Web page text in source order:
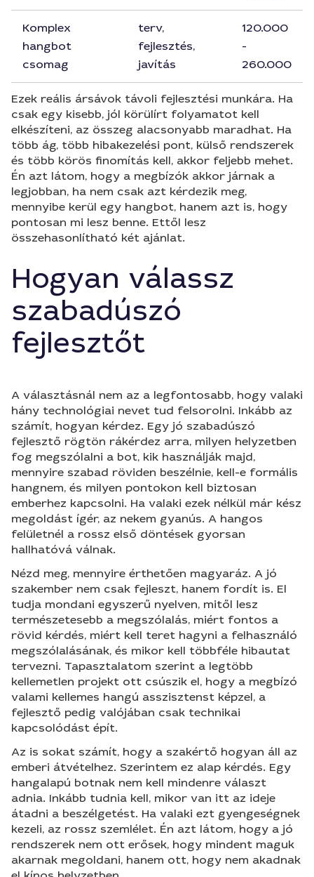
Komplex
hangbot
csomag
terv,
fejlesztés,
javítás
120.000
-
260.000
Ezek reális ársávok távoli fejlesztési munkára. Ha
csak egy kisebb, jól körülírt folyamatot kell
elkészíteni, az összeg alacsonyabb maradhat. Ha
több ág, több hibakezelési pont, külső rendszerek
és több körös finomítás kell, akkor feljebb mehet.
Én azt látom, hogy a megbízók akkor járnak a
legjobban, ha nem csak azt kérdezik meg,
mennyibe kerül egy hangbot, hanem azt is, hogy
pontosan mi lesz benne. Ettől lesz
összehasonlítható két ajánlat.
Hogyan válassz
szabadúszó
fejlesztőt
A választásnál nem az a legfontosabb, hogy valaki
hány technológiai nevet tud felsorolni. Inkább az
számít, hogyan kérdez. Egy jó szabadúszó
fejlesztő rögtön rákérdez arra, milyen helyzetben
fog megszólalni a bot, kik használják majd,
mennyire szabad röviden beszélnie, kell-e formális
hangnem, és milyen pontokon kell biztosan
emberhez kapcsolni. Ha valaki ezek nélkül már kész
megoldást ígér, az nekem gyanús. A hangos
felületnél a rossz első döntések gyorsan
hallhatóvá válnak.
Nézd meg, mennyire érthetően magyaráz. A jó
szakember nem csak fejleszt, hanem fordít is. El
tudja mondani egyszerű nyelven, mitől lesz
természetesebb a megszólalás, miért fontos a
rövid kérdés, miért kell teret hagyni a felhasználó
megszólalásának, és mikor kell többféle hibautat
tervezni. Tapasztalatom szerint a legtöbb
kellemetlen projekt ott csúszik el, hogy a megbízó
valami kellemes hangú asszisztenst képzel, a
fejlesztő pedig valójában csak technikai
kapcsolódást épít.
Az is sokat számít, hogy a szakértő hogyan áll az
emberi átvételhez. Szerintem ez alap kérdés. Egy
hangalapú botnak nem kell mindenre választ
adnia. Inkább tudnia kell, mikor van itt az ideje
átadni a beszélgetést. Ha valaki ezt gyengeségnek
kezeli, az rossz szemlélet. Én azt látom, hogy a jó
rendszerek nem ott erősek, hogy mindent maguk
akarnak megoldani, hanem ott, hogy nem akadnak